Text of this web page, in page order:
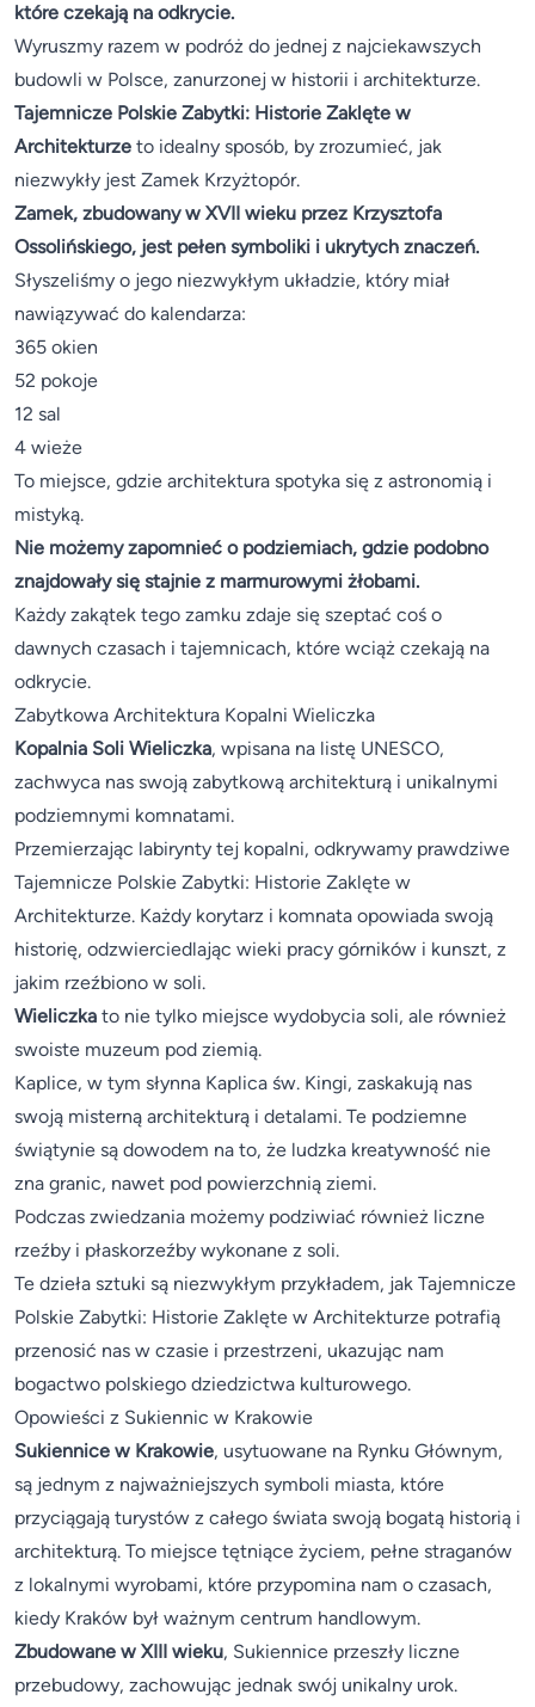
które czekają na odkrycie.
Wyruszmy razem w podróż do jednej z najciekawszych
budowli w Polsce, zanurzonej w historii i architekturze.
Tajemnicze Polskie Zabytki: Historie Zaklęte w
Architekturze to idealny sposób, by zrozumieć, jak
niezwykły jest Zamek Krzyżtopór.
Zamek, zbudowany w XVII wieku przez Krzysztofa
Ossolińskiego, jest pełen symboliki i ukrytych znaczeń.
Słyszeliśmy o jego niezwykłym układzie, który miał
nawiązywać do kalendarza:
365 okien
52 pokoje
12 sal
4 wieże
To miejsce, gdzie architektura spotyka się z astronomią i
mistyką.
Nie możemy zapomnieć o podziemiach, gdzie podobno
znajdowały się stajnie z marmurowymi żłobami.
Każdy zakątek tego zamku zdaje się szeptać coś o
dawnych czasach i tajemnicach, które wciąż czekają na
odkrycie.
Zabytkowa Architektura Kopalni Wieliczka
Kopalnia Soli Wieliczka, wpisana na listę UNESCO,
zachwyca nas swoją zabytkową architekturą i unikalnymi
podziemnymi komnatami.
Przemierzając labirynty tej kopalni, odkrywamy prawdziwe
Tajemnicze Polskie Zabytki: Historie Zaklęte w
Architekturze. Każdy korytarz i komnata opowiada swoją
historię, odzwierciedlając wieki pracy górników i kunszt, z
jakim rzeźbiono w soli.
Wieliczka to nie tylko miejsce wydobycia soli, ale również
swoiste muzeum pod ziemią.
Kaplice, w tym słynna Kaplica św. Kingi, zaskakują nas
swoją misterną architekturą i detalami. Te podziemne
świątynie są dowodem na to, że ludzka kreatywność nie
zna granic, nawet pod powierzchnią ziemi.
Podczas zwiedzania możemy podziwiać również liczne
rzeźby i płaskorzeźby wykonane z soli.
Te dzieła sztuki są niezwykłym przykładem, jak Tajemnicze
Polskie Zabytki: Historie Zaklęte w Architekturze potrafią
przenosić nas w czasie i przestrzeni, ukazując nam
bogactwo polskiego dziedzictwa kulturowego.
Opowieści z Sukiennic w Krakowie
Sukiennice w Krakowie, usytuowane na Rynku Głównym,
są jednym z najważniejszych symboli miasta, które
przyciągają turystów z całego świata swoją bogatą historią i
architekturą. To miejsce tętniące życiem, pełne straganów
z lokalnymi wyrobami, które przypomina nam o czasach,
kiedy Kraków był ważnym centrum handlowym.
Zbudowane w XIII wieku, Sukiennice przeszły liczne
przebudowy, zachowując jednak swój unikalny urok.